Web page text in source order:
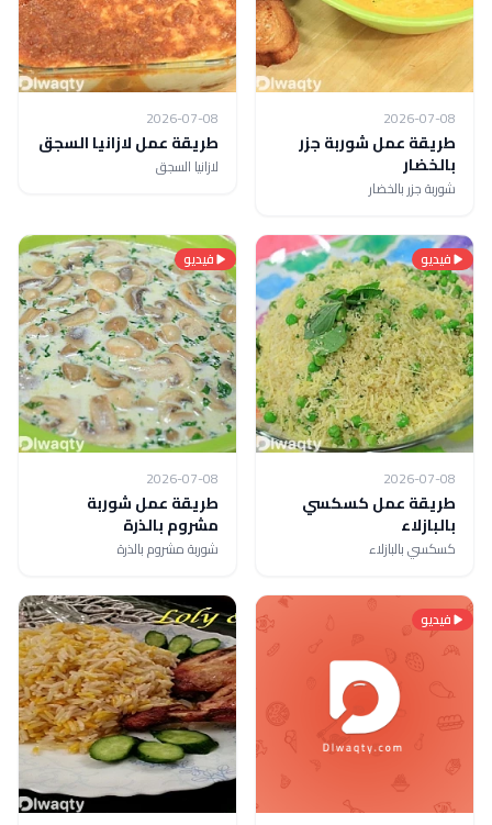
2026-07-08
طريقة عمل شوربة جزر
بالخضار
شوربة جزر بالخضار
2026-07-08
طريقة عمل لازانيا السجق
لازانيا السجق
فيديو
2026-07-08
طريقة عمل كسكسي
بالبازلاء
كسكسي بالبازلاء
فيديو
2026-07-08
طريقة عمل شوربة
مشروم بالذرة
شوربة مشروم بالذرة
فيديو